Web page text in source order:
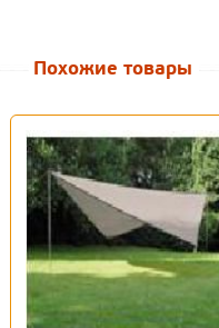
Похожие товары